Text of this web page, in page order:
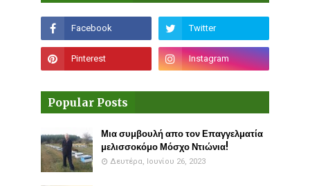
Popular Posts
Μια συμβουλή απο τον Επαγγελματία
μελισσοκόμο Μόσχο Ντιώνια!
Δευτέρα, Ιουνίου 26, 2023